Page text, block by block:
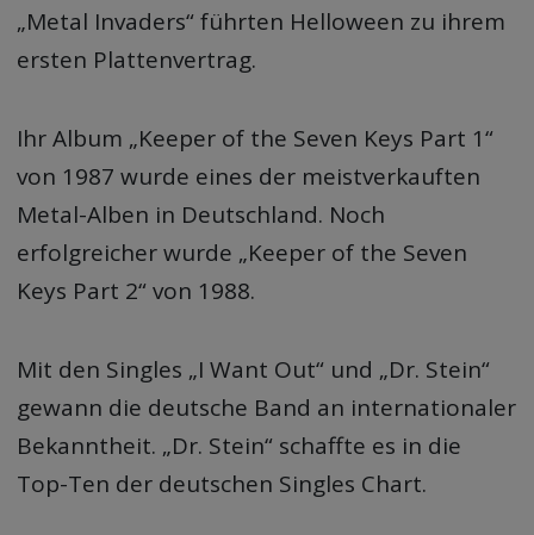
„Metal Invaders“ führten Helloween zu ihrem
ersten Plattenvertrag.
Ihr Album „Keeper of the Seven Keys Part 1“
von 1987 wurde eines der meistverkauften
Metal-Alben in Deutschland. Noch
erfolgreicher wurde „Keeper of the Seven
Keys Part 2“ von 1988.
Mit den Singles „I Want Out“ und „Dr. Stein“
gewann die deutsche Band an internationaler
Bekanntheit. „Dr. Stein“ schaffte es in die
Top-Ten der deutschen Singles Chart.